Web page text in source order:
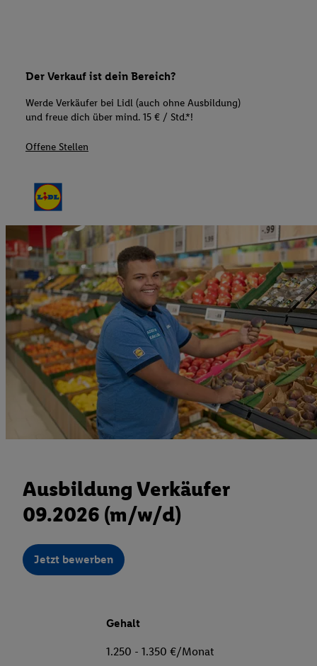
Der Verkauf ist dein Bereich?
Werde Verkäufer bei Lidl (auch ohne Ausbildung)
und freue dich über mind. 15 € / Std.*!
Offene Stellen
Ausbildung Verkäufer
09.2026 (m/w/d)
Jetzt bewerben
Gehalt
1.250 - 1.350 €/Monat